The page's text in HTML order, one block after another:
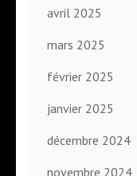
avril 2025
mars 2025
février 2025
janvier 2025
décembre 2024
novembre 2024